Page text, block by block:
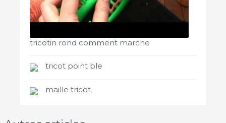
tricotin rond comment marche
tricot point ble
maille tricot